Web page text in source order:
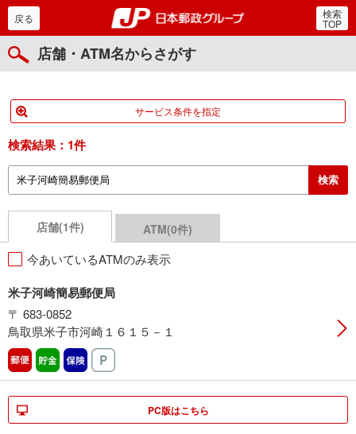
郵便局・日本郵政グルー
戻る 検索
TOP
店舗・ATM名からさがす
サービス条件を指定
検索結果： 1件
店舗(1件) ATM(0件)
今あいているATMのみ表示
米子河崎簡易郵便局
〒 683-0852
鳥取県米子市河崎１６１５－１
郵便 貯金 保険
PC版はこちら